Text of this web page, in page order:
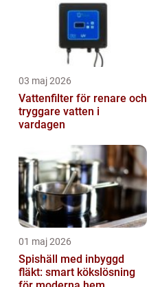
03 maj 2026
Vattenfilter för renare och
tryggare vatten i
vardagen
01 maj 2026
Spishäll med inbyggd
fläkt: smart kökslösning